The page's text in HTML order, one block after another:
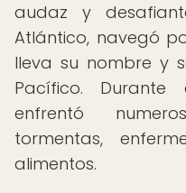
audaz y
Atlántico, navegó
lleva su nombre y
Pacífico.
enfrentó
tormentas,
alimentos.